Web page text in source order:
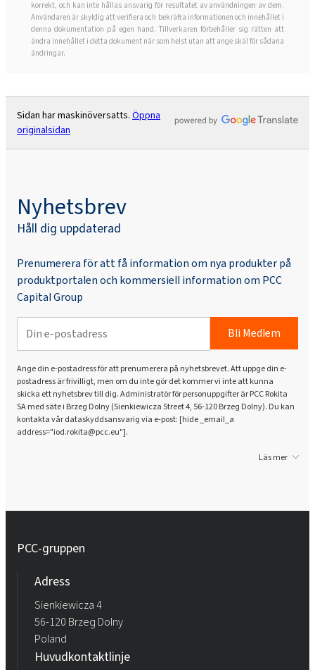
korrekt, och kan inte hållas ansvarig för resultatet av användningen av dem.
Användaren är skyldig att verifiera och bekräfta informationen och innehållet i
denna dokumentation på egen hand. Tillverkaren förbehåller sig rätten att
ändra innehållet i detta dokument när som helst utan att ange skäl för sådana
ändringar.
Sidan har maskinöversatts. Öppna
originalsidan
Nyhetsbrev
Håll dig uppdaterad
Prenumerera för att få information om nya produkter på
produktportalen och kommersiell information om PCC
Capital Group
Bli Medlem
Ange din e-postadress för att prenumerera på nyhetsbrevet. Att uppge din e-
postadress är frivilligt, men om du inte gör det kommer vi inte att kunna
skicka ett nyhetsbrev till dig. Administratör för personuppgifter är PCC Rokita
SA med säte i Brzeg Dolny (Sienkiewicza Street 4, 56-120 Brzeg Dolny). Du kan
kontakta vår dataskyddsansvarig via e-post: [hide _email_a
address="iod.rokita@pcc.eu"].
Läs mer
PCC-gruppen
Adress
Sienkiewicza 4
56-120 Brzeg Dolny
Poland
Huvudkontaktlinje